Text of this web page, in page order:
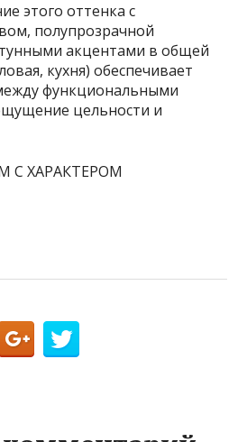
этого оттенка с
полупрозрачной
акцентами в общей
кухня) обеспечивает
функциональными
цельности и